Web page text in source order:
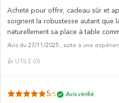
Acheté pour offrir, cadeau sûr et
soignent la robustesse autant que
naturellement sa place à table
Avis du 27/11/2025 , suite à une
👍 UTILE (0)
5/5 Avis vérifié